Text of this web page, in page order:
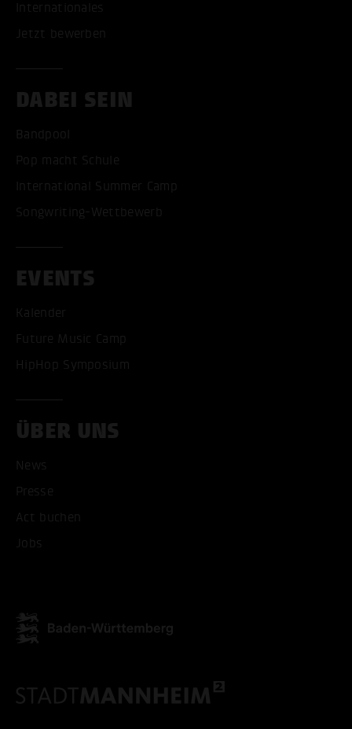
Internationales
Jetzt bewerben
DABEI SEIN
Bandpool
Pop macht Schule
International Summer Camp
Songwriting-Wettbewerb
EVENTS
Kalender
Future Music Camp
HipHop Symposium
ÜBER UNS
News
Presse
Act buchen
Jobs